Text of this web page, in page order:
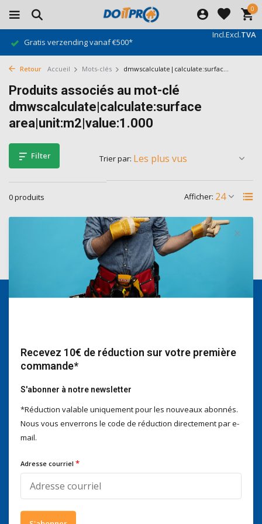
0
Incl.Excl.TVA
Gratis verzending vanaf €500*
Retour Accueil Mots-clés dmwscalculate|calculate:surfac...
Produits associés au mot-clé
dmwscalculate|calculate:surface
area|unit:m2|value:1.000
Filter
0 produits Afficher:
Trier par:
Aucun produit n'a été trouvé...
mailen naar
info@doitpro.com
Telefonisch zijn we tijdens
4 / 5 Nous obtenons un score de
Recevez 10€ de réduction sur votre première
commande*
S'abonner à notre newsletter
*Réduction valable uniquement pour les nouveaux abonnés.
Nous vous enverrons le code de réduction directement par e-
mail.
Adresse courriel *